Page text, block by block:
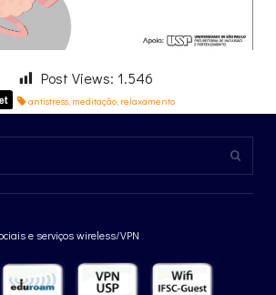
Post Views: 1.546
antistress, meditação, relaxamento
e serviços wireless/VPN